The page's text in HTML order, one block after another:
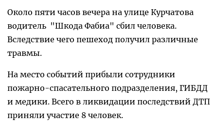
Около пяти часов вечера на улице Курчатова
водитель "Шкода Фабиа" сбил человека.
Вследствие чего пешеход получил различные
травмы.
На место событий прибыли сотрудники
пожарно-спасательного подразделения, ГИБДД
и медики. Всего в ликвидации последствий ДТП
приняли участие 8 человек.